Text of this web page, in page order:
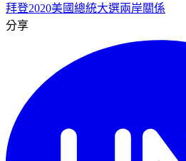
拜登2020美國總統大選兩岸關係
分享